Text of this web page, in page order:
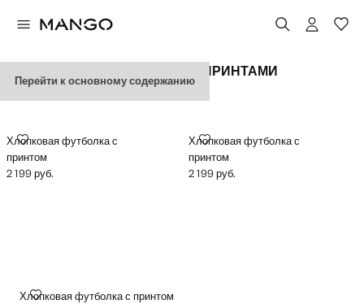
Перейти к основному содержанию
ФУТБОЛКИ С ГРАФИЧЕСКИМИ ПРИНТАМИ
Хлопковая футболка с
принтом
ХЛОПКОВАЯ ФУТБОЛКА С ПРИНТОМ
Текущая цена [2 199 руб. ]
2 199 руб.
Хлопковая футболка с
принтом
ХЛОПКОВАЯ ФУТБОЛКА С
Текущая цена [2 199 руб. ]
2 199 руб.
Хлопковая футболка с принтом
ХЛОПКОВАЯ ФУТБОЛКА С ПРИНТОМ